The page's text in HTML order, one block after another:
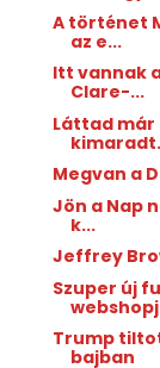
A történet
az e...
Itt vannak
Clare-...
Láttad már
Megvan a
Jön a Nap
k...
Jeffrey
Szuper új
Trump
bajban